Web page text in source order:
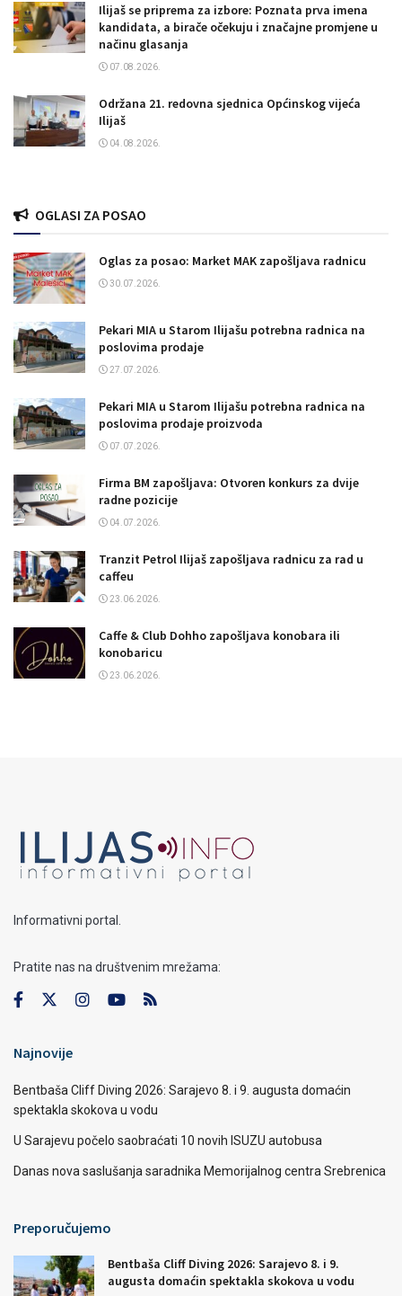
Ilijaš se priprema za izbore: Poznata prva imena
kandidata, a birače očekuju i značajne promjene u
načinu glasanja
07.08.2026.
Održana 21. redovna sjednica Općinskog vijeća
Ilijaš
04.08.2026.
OGLASI ZA POSAO
Oglas za posao: Market MAK zapošljava radnicu
30.07.2026.
Pekari MIA u Starom Ilijašu potrebna radnica na
poslovima prodaje
27.07.2026.
Pekari MIA u Starom Ilijašu potrebna radnica na
poslovima prodaje proizvoda
07.07.2026.
Firma BM zapošljava: Otvoren konkurs za dvije
radne pozicije
04.07.2026.
Tranzit Petrol Ilijaš zapošljava radnicu za rad u
caffeu
23.06.2026.
Caffe & Club Dohho zapošljava konobara ili
konobaricu
23.06.2026.
Informativni portal.
Pratite nas na društvenim mrežama:
Najnovije
Bentbaša Cliff Diving 2026: Sarajevo 8. i 9. augusta domaćin
spektakla skokova u vodu
U Sarajevu počelo saobraćati 10 novih ISUZU autobusa
Danas nova saslušanja saradnika Memorijalnog centra Srebrenica
Preporučujemo
Bentbaša Cliff Diving 2026: Sarajevo 8. i 9.
augusta domaćin spektakla skokova u vodu